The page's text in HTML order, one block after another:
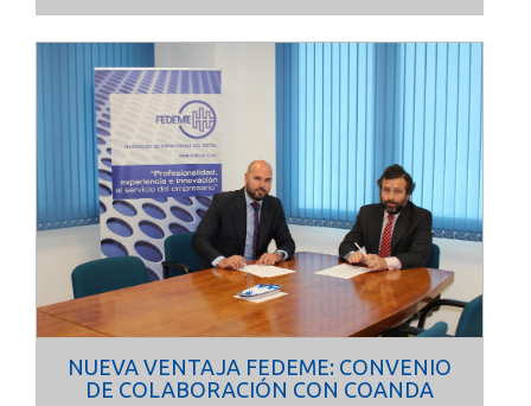
NUEVA VENTAJA FEDEME: CONVENIO
DE COLABORACIÓN CON COANDA